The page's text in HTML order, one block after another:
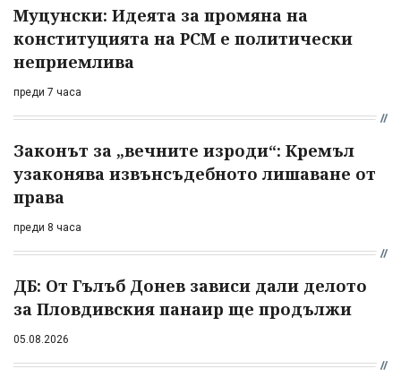
Муцунски: Идеята за промяна на
конституцията на РСМ е политически
неприемлива
преди 7 часа
Законът за „вечните изроди“: Кремъл
узаконява извънсъдебното лишаване от
права
преди 8 часа
ДБ: От Гълъб Донев зависи дали делото
за Пловдивския панаир ще продължи
05.08.2026